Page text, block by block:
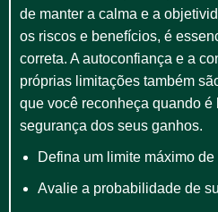
de manter a calma e a
os riscos e benefícios, é
correta. A autoconfiança e a
próprias limitações também
que você reconheça quando é
segurança dos seus ganhos.
Defina um limite máximo de
Avalie a probabilidade de